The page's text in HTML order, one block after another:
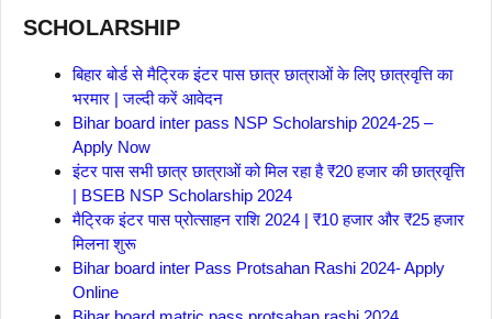
SCHOLARSHIP
बिहार बोर्ड से मैट्रिक इंटर पास छात्र छात्राओं के लिए छात्रवृत्ति का
भरमार | जल्दी करें आवेदन
Bihar board inter pass NSP Scholarship 2024-25 –
Apply Now
इंटर पास सभी छात्र छात्राओं को मिल रहा है ₹20 हजार की छात्रवृत्ति
| BSEB NSP Scholarship 2024
मैट्रिक इंटर पास प्रोत्साहन राशि 2024 | ₹10 हजार और ₹25 हजार
मिलना शुरू
Bihar board inter Pass Protsahan Rashi 2024- Apply
Online